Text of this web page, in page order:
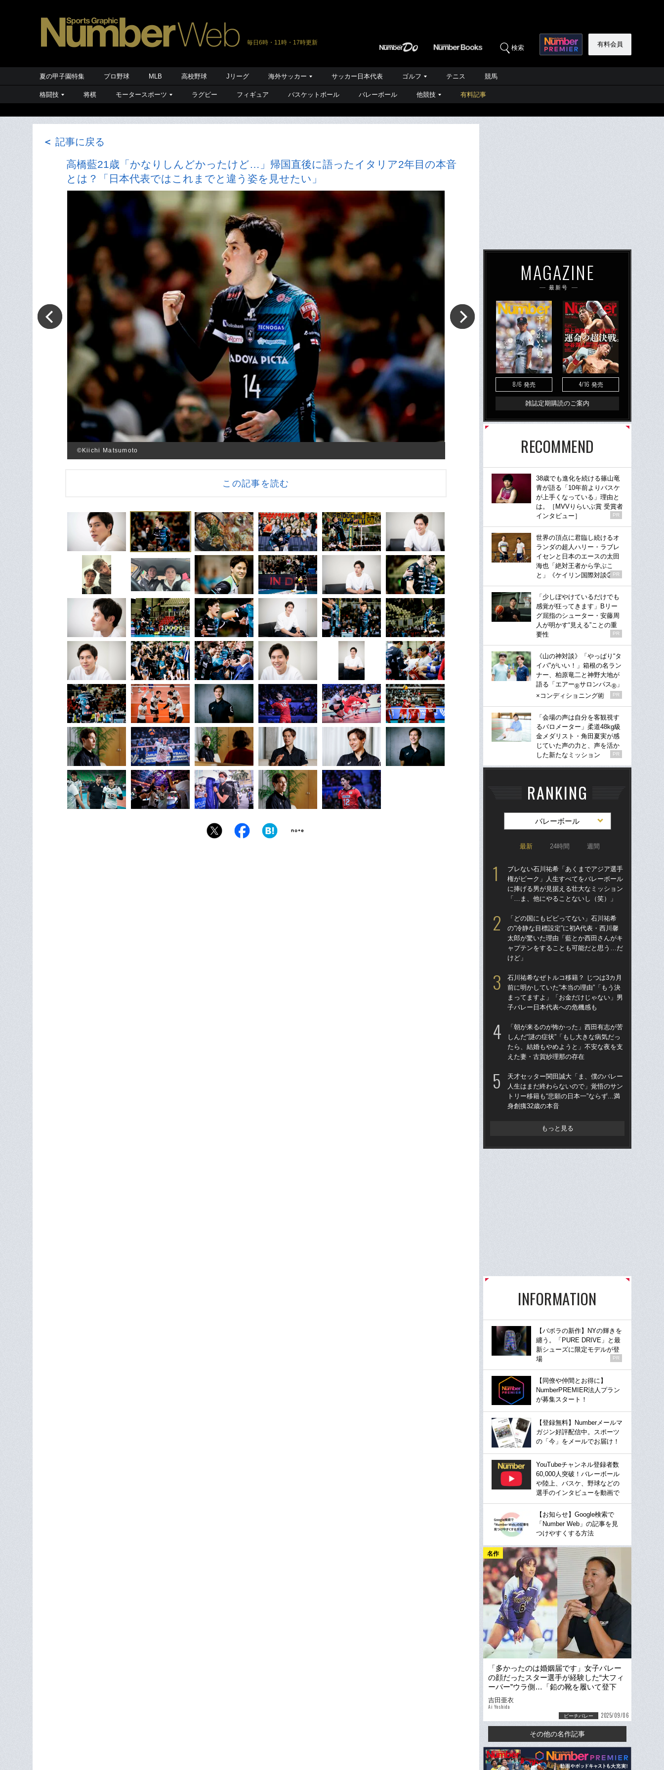
毎日6時・11時・17時更新
検索 有料会員
夏の甲子園特集 プロ野球 MLB 高校野球 Jリーグ 海外サッカー サッカー日本代表 ゴルフ テニス 競馬
格闘技 将棋 モータースポーツ ラグビー フィギュア バスケットボール バレーボール 他競技 有料記事
＜ 記事に戻る
高橋藍21歳「かなりしんどかったけど…」帰国直後に語ったイタリア2年目の本音
とは？「日本代表ではこれまでと違う姿を見せたい」
©︎Kiichi Matsumoto
この記事を読む
MAGAZINE
最新号
8/6 発売 4/16 発売
雑誌定期購読のご案内
RECOMMEND
38歳でも進化を続ける篠山竜
青が語る「10年前よりバスケ
が上手くなっている」理由と
は。［MVVりらいぶ賞 受賞者
インタビュー］
PR
世界の頂点に君臨し続けるオ
ランダの超人ハリー・ラブレ
イセンと日本のエースの太田
海也「絶対王者から学ぶこ
と」《ケイリン国際対談②》
PR
「少しぼやけているだけでも
感覚が狂ってきます」Bリー
グ屈指のシューター・安藤周
人が明かす“見える”ことの重
要性
PR
《山の神対談》「やっぱり“タ
イパ”がいい！」箱根の名ラン
ナー、柏原竜二と神野大地が
語る「エアー®サロンパス® 」
×コンディショニング術
PR
「会場の声は自分を客観視す
るバロメーター」柔道48kg級
金メダリスト・角田夏実が感
じていた声の力と、声を活か
した新たなミッション
PR
RANKING
バレーボール
最新 24時間 週間
ブレない石川祐希「あくまでアジア選手
権がピーク」人生すべてをバレーボール
に捧げる男が見据える壮大なミッション
「…ま、他にやることないし（笑）」
「どの国にもビビってない」石川祐希
の“冷静な目標設定”に初A代表・西川馨
太郎が驚いた理由「藍とか西田さんがキ
ャプテンをすることも可能だと思う…だ
けど」
石川祐希なぜトルコ移籍？ じつは3カ月
前に明かしていた“本当の理由”「もう決
まってますよ」「お金だけじゃない」男
子バレー日本代表への危機感も
「朝が来るのが怖かった」西田有志が苦
しんだ“謎の症状”「もし大きな病気だっ
たら、結婚もやめようと」不安な夜を支
えた妻・古賀紗理那の存在
天才セッター関田誠大「ま、僕のバレー
人生はまだ終わらないので」覚悟のサン
トリー移籍も“悲願の日本一”ならず...満
身創痍32歳の本音
もっと見る
INFORMATION
【バボラの新作】NYの輝きを
纏う。「PURE DRIVE」と最
新シューズに限定モデルが登
場
PR
【同僚や仲間とお得に】
NumberPREMIER法人プラン
が募集スタート！
【登録無料】Numberメールマ
ガジン好評配信中。スポーツ
の「今」をメールでお届け！
YouTubeチャンネル登録者数
60,000人突破！バレーボール
や陸上、バスケ、野球などの
選手のインタビューを動画で
【お知らせ】Google検索で
「Number Web」の記事を見
つけやすくする方法
名作
「多かったのは婚姻届です」女子バレー
の顔だったスター選手が経験した“大フィ
ーバー”ウラ側…「鉛の靴を履いて登下
校」した佐伯美香の強豪校時代
吉田亜衣
Ai Yoshida
ビーチバレー 2025/09/06
その他の名作記事